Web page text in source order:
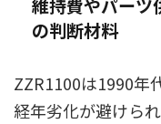
維持費やパーツ
の判断材料
ZZR1100は1990年
経年劣化が避けられ